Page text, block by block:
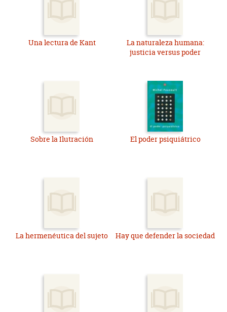
Una lectura de Kant
La naturaleza humana:
justicia versus poder
Sobre la Ilutración El poder psiquiátrico
La hermenéutica del sujeto Hay que defender la sociedad